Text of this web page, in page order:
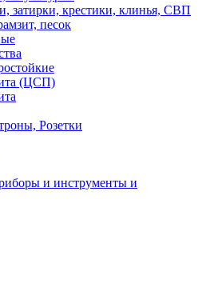
затирки, крестики, клинья, СВП
песок
(ЦСП)
Розетки
и инструменты и